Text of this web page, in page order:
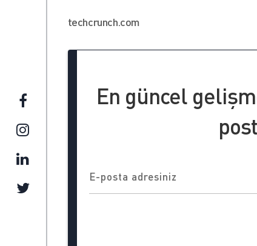
techcrunch.com
En güncel